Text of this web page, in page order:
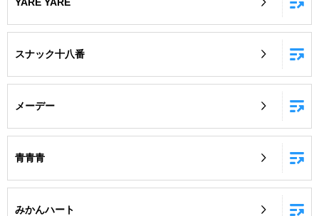
スナック十八番
メーデー
青青青
みかんハート